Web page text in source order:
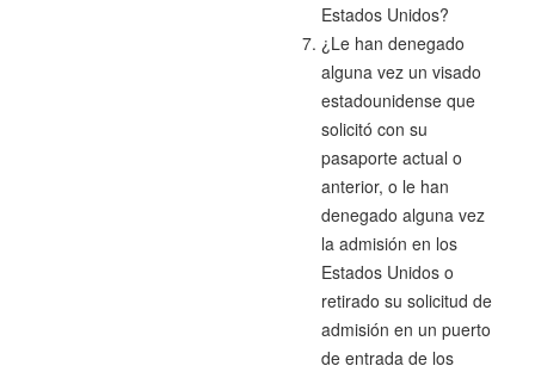
Estados Unidos?
¿Le han denegado
alguna vez un visado
estadounidense que
solicitó con su
pasaporte actual o
anterior, o le han
denegado alguna vez
la admisión en los
Estados Unidos o
retirado su solicitud de
admisión en un puerto
de entrada de los